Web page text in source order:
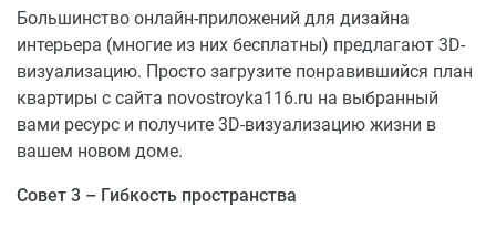
Большинство онлайн-приложений для дизайна
интерьера (многие из них бесплатны) предлагают 3D-
визуализацию. Просто загрузите понравившийся план
квартиры с сайта novostroyka116.ru на выбранный
вами ресурс и получите 3D-визуализацию жизни в
вашем новом доме.
Совет 3 – Гибкость пространства